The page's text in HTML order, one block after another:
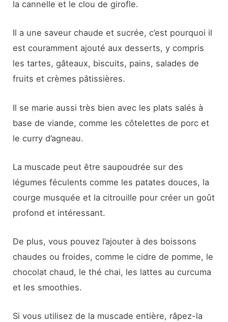
la cannelle et le clou de girofle.
Il a une saveur chaude et sucrée, c’est pourquoi il
est couramment ajouté aux desserts, y compris
les tartes, gâteaux, biscuits, pains, salades de
fruits et crèmes pâtissières.
Il se marie aussi très bien avec les plats salés à
base de viande, comme les côtelettes de porc et
le curry d’agneau.
La muscade peut être saupoudrée sur des
légumes féculents comme les patates douces, la
courge musquée et la citrouille pour créer un goût
profond et intéressant.
De plus, vous pouvez l’ajouter à des boissons
chaudes ou froides, comme le cidre de pomme, le
chocolat chaud, le thé chai, les lattes au curcuma
et les smoothies.
Si vous utilisez de la muscade entière, râpez-la